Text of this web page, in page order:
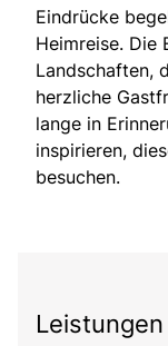
Eindrücke
Heimreise. Die
Landschaften,
herzliche
lange in
inspirieren,
besuchen.
Leistungen